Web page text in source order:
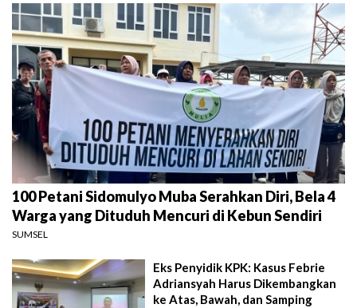
100 Petani Sidomulyo Muba Serahkan Diri, Bela 4
Warga yang Dituduh Mencuri di Kebun Sendiri
SUMSEL
Eks Penyidik KPK: Kasus Febrie
Adriansyah Harus Dikembangkan
ke Atas, Bawah, dan Samping